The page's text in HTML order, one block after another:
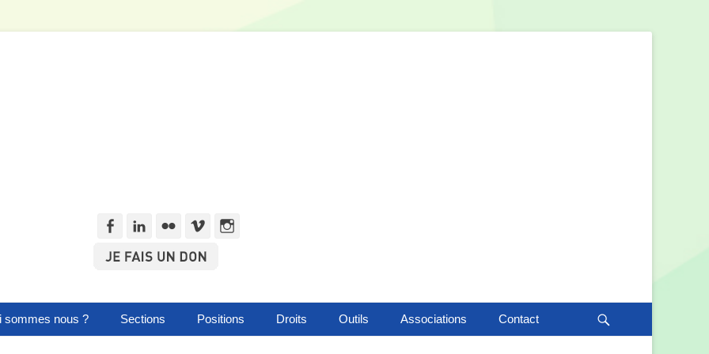
sommes nous ? Sections Positions Droits Outils Associations Contact